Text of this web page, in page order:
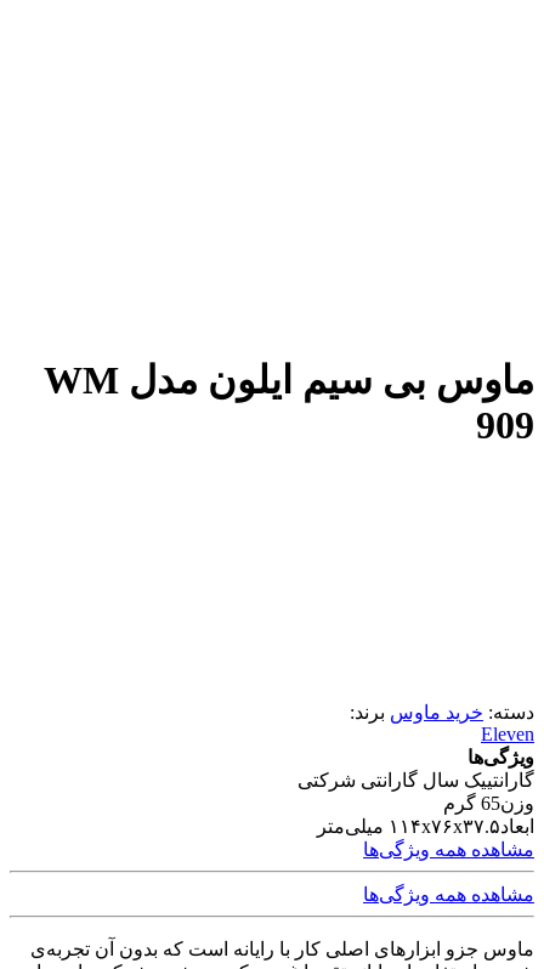
ماوس بی سیم ایلون مدل WM
909
دسته: خرید ماوس برند:
Eleven
ویژگی‌ها
گارانتییک سال گارانتی شرکتی
وزن65 گرم
ابعاد۱۱۴x۷۶x۳۷.۵ میلی‌متر
مشاهده همه ویژگی‌ها
مشاهده همه ویژگی‌ها
ماوس جزو ابزارهای اصلی کار با رایانه است که بدون آن تجربه‌ی